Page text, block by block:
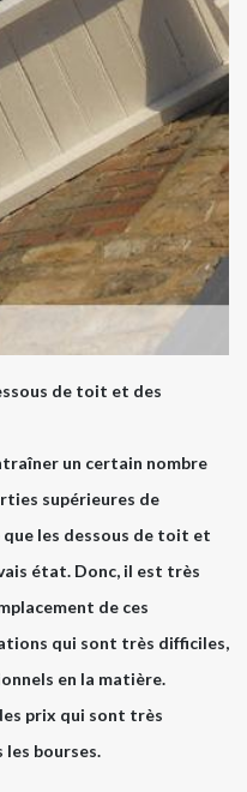
de toit et des
un certain nombre
supérieures de
les dessous de toit et
état. Donc, il est très
de ces
qui sont très difficiles,
en la matière.
prix qui sont très
bourses.